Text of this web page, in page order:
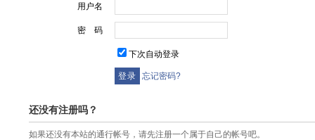
用户名
密 码
下次自动登录
忘记密码?
还没有注册吗？
如果还没有本站的通行帐号，请先注册一个属于自己的帐号吧。